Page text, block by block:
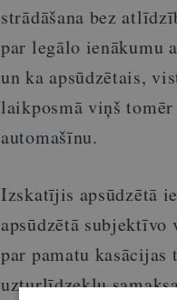
strādāšana bez
par legālo ienākumu
un ka apsūdzētais,
laikposmā viņš
automašīnu.
Izskatījis apsūdzētā
apsūdzētā
par pamatu
uzturlīdzekļu